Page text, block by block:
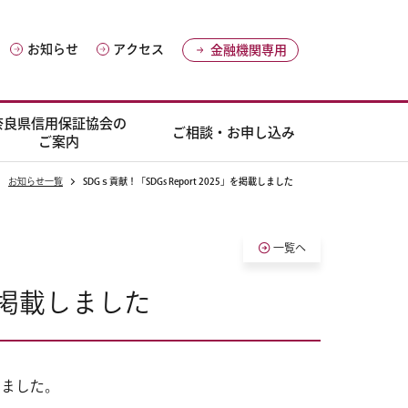
お知らせ アクセス 金融機関専用
良県信用保証協会の
ご案内
ご相談・お申し込み
お知らせ一覧 SDGｓ貢献！「SDGs Report 2025」を掲載しました
一覧へ
載しました
した。